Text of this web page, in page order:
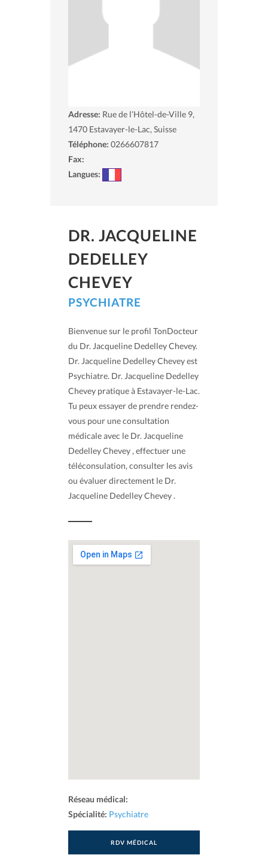
Adresse: Rue de l’Hôtel-de-Ville 9,
1470 Estavayer-le-Lac, Suisse
Téléphone: 0266607817
Fax:
Langues:
DR. JACQUELINE
DEDELLEY
CHEVEY
PSYCHIATRE
Bienvenue sur le profil TonDocteur
du Dr. Jacqueline Dedelley Chevey.
Dr. Jacqueline Dedelley Chevey est
Psychiatre. Dr. Jacqueline Dedelley
Chevey pratique à Estavayer-le-Lac.
Tu peux essayer de prendre rendez-
vous pour une consultation
médicale avec le Dr. Jacqueline
Dedelley Chevey , effectuer une
téléconsulation, consulter les avis
ou évaluer directement le Dr.
Jacqueline Dedelley Chevey .
Réseau médical:
Spécialité: Psychiatre
RDV MÉDICAL